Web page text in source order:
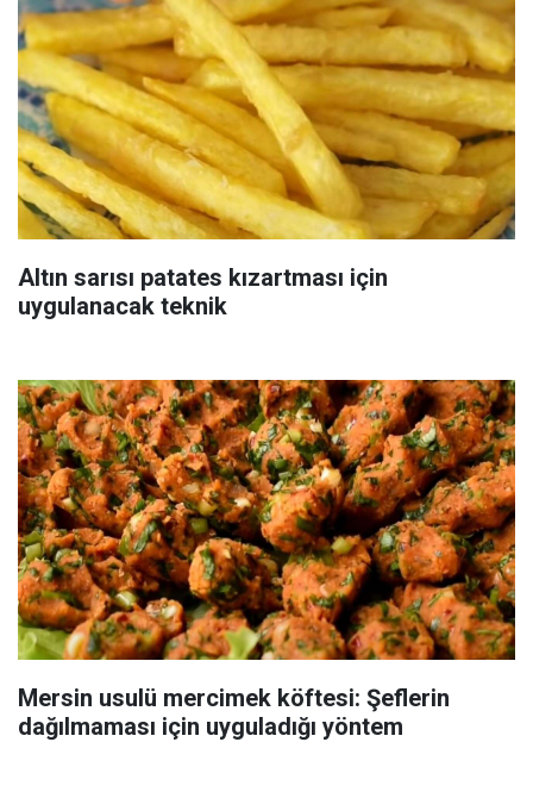
Altın sarısı patates kızartması için
uygulanacak teknik
Mersin usulü mercimek köftesi: Şeflerin
dağılmaması için uyguladığı yöntem